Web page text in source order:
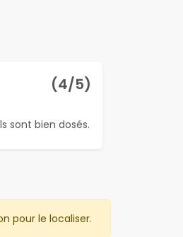
(4/5)
sont bien dosés.
pour le localiser.